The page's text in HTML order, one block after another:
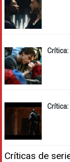
Crítica:
Crítica:
Críticas de